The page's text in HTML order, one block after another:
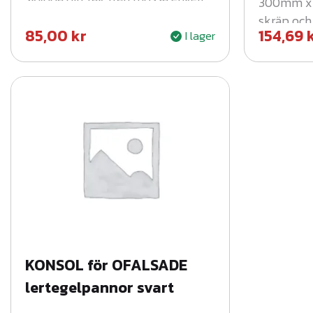
85,00 kr I lager
skräp
154,69
KONSOL för OFALSADE
lertegelpannor svart